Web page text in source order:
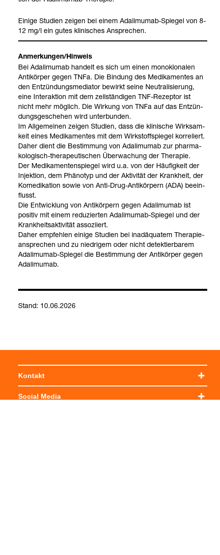
Einige Stu­dien zei­gen bei einem Ada­li­mu­mab-​Spie­gel von 8-
12 mg/l ein gutes kli­ni­sches Anspre­chen.
Anmer­kun­gen/Hin­weis
Bei Ada­li­mu­mab han­delt es sich um einen mono­klo­na­len
Anti­kör­per gegen TNFa. Die Bin­dung des Medi­ka­men­tes an
den Ent­zün­dungs­me­dia­tor bewirkt seine Neu­tra­li­sie­rung,
eine Inter­ak­tion mit dem zell­stän­di­gen TNF-​Rezep­tor ist
nicht mehr mög­lich. Die Wir­kung von TNFa auf das Ent­zün­
dungs­ge­sche­hen wird unter­bun­den.
Im All­ge­mei­nen zei­gen Stu­dien, dass die kli­ni­sche Wirk­sam­
keit eines Medi­ka­men­tes mit dem Wirk­stoff­spie­gel kor­re­liert.
Daher dient die Bestim­mung von Ada­li­mu­mab zur phar­ma­
ko­lo­gisch-​the­ra­peu­ti­schen Über­wa­chung der The­ra­pie.
Der Medi­ka­men­ten­spie­gel wird u.a. von der Häu­fig­keit der
Injek­tion, dem Phä­no­typ und der Akti­vi­tät der Krank­heit, der
Kome­di­ka­tion sowie von Anti-​Drug-​Anti­kör­pern (ADA) beein­
flusst.
Die Ent­wick­lung von Anti­kör­pern gegen Ada­li­mu­mab ist
posi­tiv mit einem redu­zier­ten Ada­li­mu­mab-​Spie­gel und der
Krank­heits­ak­ti­vi­tät asso­zi­iert.
Daher emp­feh­len einige Stu­dien bei inad­äqua­tem The­ra­pie­
an­spre­chen und zu nied­ri­gem oder nicht detek­tier­ba­rem
Ada­li­mu­mab-​Spie­gel die Bestim­mung der Anti­kör­per gegen
Ada­li­mu­mab.
Stand: 10.06.2026
Kontakt
Social Media